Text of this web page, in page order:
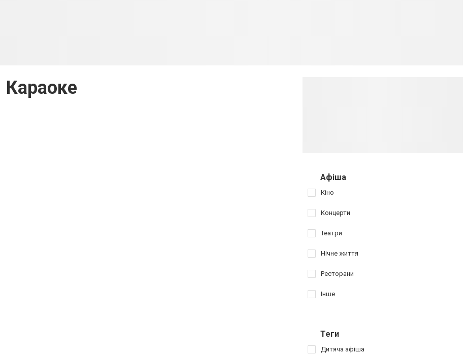
Караоке
Афіша
Кіно
Концерти
Театри
Нічне життя
Ресторани
Інше
Теги
Дитяча афіша